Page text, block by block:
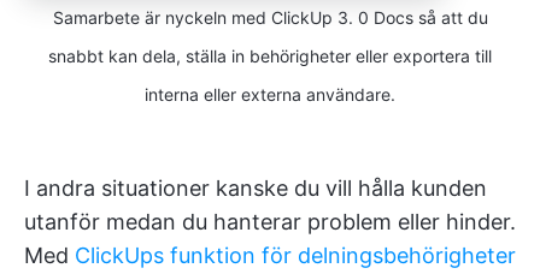
Samarbete är nyckeln med ClickUp 3. 0 Docs så att du
snabbt kan dela, ställa in behörigheter eller exportera till
interna eller externa användare.
I andra situationer kanske du vill hålla kunden
utanför medan du hanterar problem eller hinder.
Med ClickUps funktion för delningsbehörigheter